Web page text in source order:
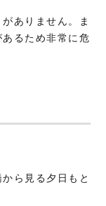
ありません。ま
るため非常に危
ら見る夕日もと